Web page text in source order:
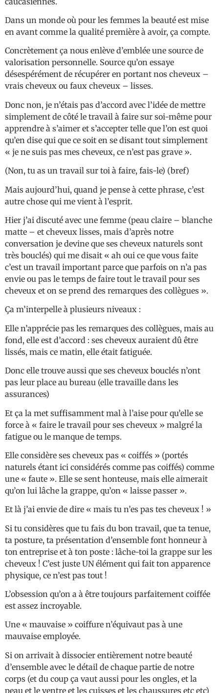
Dans un monde où pour les femmes la beauté est mise
en avant comme la qualité première à avoir, ça compte.
Concrètement ça nous enlève d’emblée une source de
valorisation personnelle. Source qu’on essaye
désespérément de récupérer en portant nos cheveux –
vrais cheveux ou faux cheveux – lisses.
Donc non, je n’étais pas d’accord avec l’idée de mettre
simplement de côté le travail à faire sur soi-même pour
apprendre à s’aimer et s’accepter telle que l’on est quoi
qu’en dise qui que ce soit en se disant tout simplement
« je ne suis pas mes cheveux, ce n’est pas grave ».
(Non, tu as un travail sur toi à faire, fais-le) (bref)
Mais aujourd’hui, quand je pense à cette phrase, c’est
autre chose qui me vient à l’esprit.
Hier j’ai discuté avec une femme (peau claire – blanche
matte – et cheveux lisses, mais d’après notre
conversation je devine que ses cheveux naturels sont
très bouclés) qui me disait « ah oui ce que vous faite
c’est un travail important parce que parfois on n’a pas
envie ou pas le temps de faire tout le travail pour ses
cheveux et on se prend des remarques des collègues ».
Ça m’interpelle à plusieurs niveaux :
Elle n’apprécie pas les remarques des collègues, mais au
fond, elle est d’accord : ses cheveux auraient dû être
lissés, mais ce matin, elle était fatiguée.
Donc elle trouve aussi que ses cheveux bouclés n’ont
pas leur place au bureau (elle travaille dans les
assurances)
Et ça la met suffisamment mal à l’aise pour qu’elle se
force à « faire le travail pour ses cheveux » malgré la
fatigue ou le manque de temps.
Elle considère ses cheveux pas « coiffés » (portés
naturels étant ici considérés comme pas coiffés) comme
une « faute ». Elle se sent honteuse, mais elle aimerait
qu’on lui lâche la grappe, qu’on « laisse passer ».
Et là j’ai envie de dire « mais tu n’es pas tes cheveux ! »
Si tu considères que tu fais du bon travail, que ta tenue,
ta posture, ta présentation d’ensemble font honneur à
ton entreprise et à ton poste : lâche-toi la grappe sur les
cheveux ! C’est juste UN élément qui fait ton apparence
physique, ce n’est pas tout !
L’obsession qu’on a à être toujours parfaitement coiffée
est assez incroyable.
Une « mauvaise » coiffure n’équivaut pas à une
mauvaise employée.
Si on arrivait à dissocier entièrement notre beauté
d’ensemble avec le détail de chaque partie de notre
corps (et du coup ça vaut aussi pour les ongles, et la
peau et le ventre et les cuisses et les chaussures etc etc)